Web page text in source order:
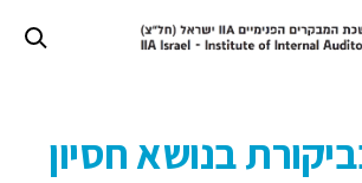
בנושא חסיון